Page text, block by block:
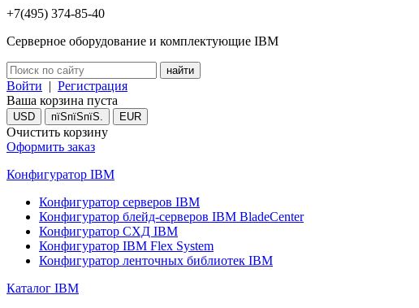
+7(495) 374-85-40
Серверное оборудование и комплектующие IBM
Войти | Регистрация
Ваша корзина пуста
USD пїЅпїЅпїЅ. EUR
Очистить корзину
Оформить заказ
Конфигуратор IBM
Конфигуратор серверов IBM
Конфигуратор блейд-серверов IBM BladeCenter
Конфигуратор СХД IBM
Конфигуратор IBM Flex System
Конфигуратор ленточных библиотек IBM
Каталог IBM